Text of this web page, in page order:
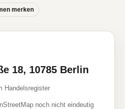
merken
18, 10785 Berlin
Handelsregister
noch nicht eindeutig